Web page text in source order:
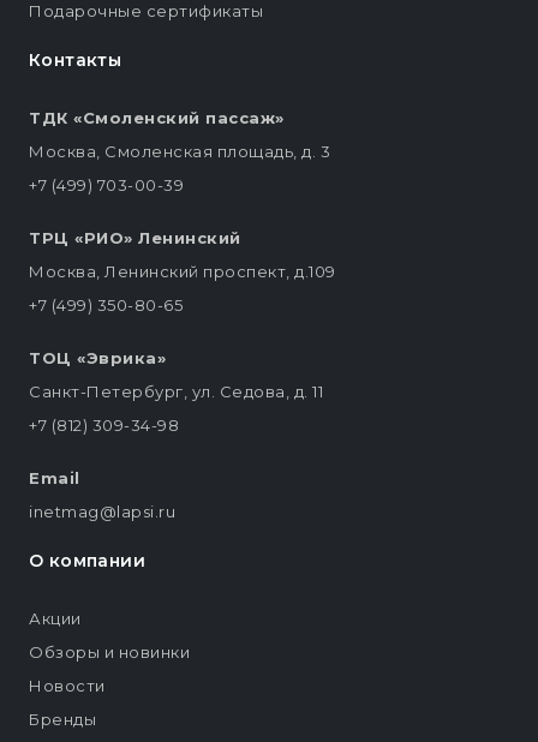
Контакты
ТДК «Смоленский пассаж»
Москва, Смоленская площадь, д. 3
+7 (499) 703-00-39
ТРЦ «РИО» Ленинский
Москва, Ленинский проспект, д.109
+7 (499) 350-80-65
ТОЦ «Эврика»
Санкт-Петербург, ул. Седова, д. 11
+7 (812) 309-34-98
Email
inetmag@lapsi.ru
Подарочные сертификаты
О компании
Акции
Обзоры и новинки
Новости
Бренды